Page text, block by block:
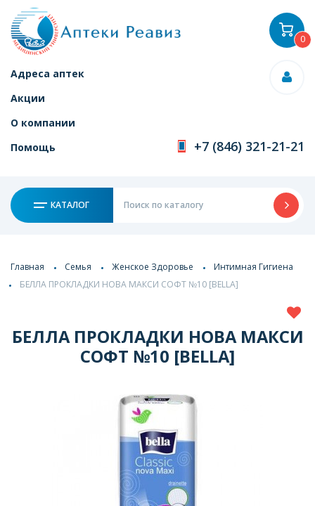
Адреса аптек
Акции
О компании
Помощь
+7 (846) 321-21-21
КАТАЛОГ
0
Главная Семья Женское Здоровье
Интимная Гигиена
БЕЛЛА ПРОКЛАДКИ НОВА МАКСИ СОФТ №10 [BELLA]
БЕЛЛА ПРОКЛАДКИ НОВА МАКСИ
СОФТ №10 [BELLA]